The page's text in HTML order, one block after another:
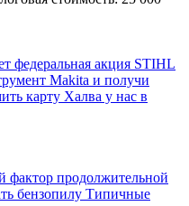
федеральная акция STIHL
Makita и получи
карту Халва у нас в
фактор продолжительной
бензопилу Типичные